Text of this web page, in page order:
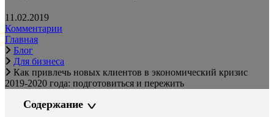
11.02.2019
Комментарии
Главная
Блог
Для бизнеса
Как привлечь новых клиентов в экономический кризис
2019-2020 года: подготовиться и пережить
Содержание